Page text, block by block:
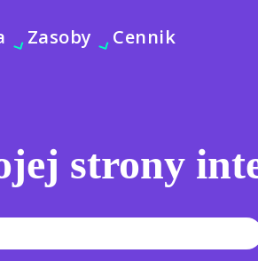
Zasoby Cennik
strony